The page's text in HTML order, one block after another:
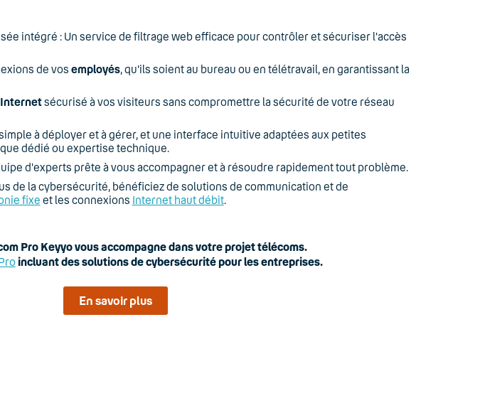
intégré : Un service de filtrage web efficace pour contrôler et sécuriser l'accès
de vos employés, qu'ils soient au bureau ou en télétravail, en garantissant la
Internetsécurisé à vos visiteurs sans compromettre la sécurité de votre réseau
à déployer et à gérer, et une interface intuitive adaptées aux petites
dédié ou expertise technique.
d'experts prête à vous accompagner et à résoudre rapidement tout problème.
de la cybersécurité, bénéficiez de solutions de communication et de
fixe et les connexions Internet haut débit.
Pro Keyyo vous accompagne dans votre projet télécoms.
incluant des solutions de cybersécurité pour les entreprises.
En savoir plus